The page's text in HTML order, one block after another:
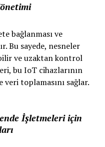
bağlanması ve
Bu sayede, nesneler
ve uzaktan kontrol
bu IoT cihazlarının
veri toplamasını sağlar.
İşletmeleri için